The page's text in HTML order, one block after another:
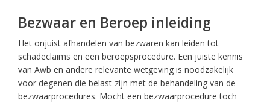
Bezwaar en Beroep inleiding
Het onjuist afhandelen van bezwaren kan leiden tot
schadeclaims en een beroepsprocedure. Een juiste kennis
van Awb en andere relevante wetgeving is noodzakelijk
voor degenen die belast zijn met de behandeling van de
bezwaarprocedures. Mocht een bezwaarprocedure toch